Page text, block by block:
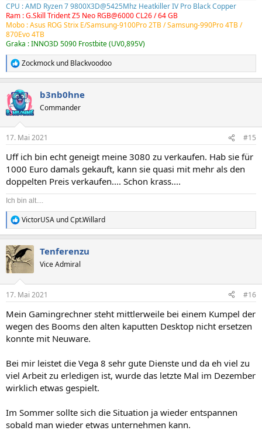
CPU : AMD Ryzen 7 9800X3D@5425Mhz Heatkiller IV Pro Black Copper
Ram : G.Skill Trident Z5 Neo RGB@6000 CL26 / 64 GB
Mobo : Asus ROG Strix E/Samsung-9100Pro 2TB /Samsung-990Pro 4TB/
870Evo 4TB
Graka : INNO3D 5090 Frostbite (UV0,895V)
R
e
k
t
i
e
:
Zockmock und Blackvoodoo
b3nb0hne
Commander
17. Mai 2021 #15
Uff ich bin echt geneigt meine 3080 zu verkaufen. Hab sie für
1000 Euro damals gekauft, kann sie quasi mit mehr als den
doppelten Preis verkaufen.... Schon krass....
Ich bin alt....
R
e
k
t
i
e
:
VictorUSA undCpt.Willard
Tenferenzu
Vice Admiral
17. Mai 2021 #16
Mein Gamingrechner steht mittlerweile bei einem Kumpel der
wegen des Booms den alten kaputten Desktop nicht ersetzen
konnte mit Neuware.
Bei mir leistet die Vega 8 sehr gute Dienste und da eh viel zu
viel Arbeit zu erledigen ist, wurde das letzte Mal im Dezember
wirklich etwas gespielt.
Im Sommer sollte sich die Situation ja wieder entspannen
sobald man wieder etwas unternehmen kann.